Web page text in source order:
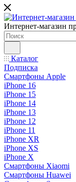
Интернет-магазин
Каталог
Подписка
Смартфоны Apple
iPhone 16
iPhone 15
iPhone 14
iPhone 13
iPhone 12
iPhone 11
iPhone XR
iPhone XS
iPhone X
Смартфоны Xiaomi
Смартфоны Huawei